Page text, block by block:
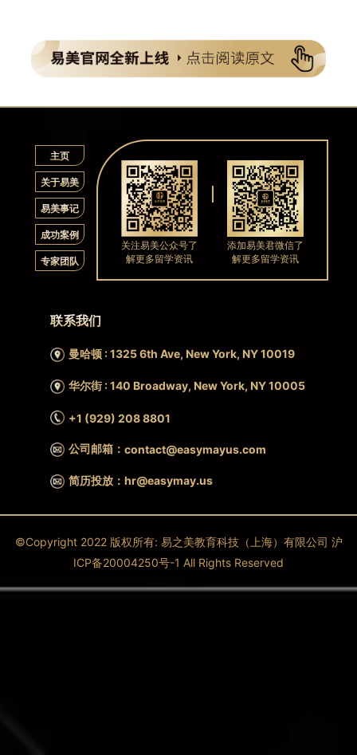
主页
关于易美
易美事记
成功案例
专家团队
联系我们
曼哈顿 : 1325 6th Ave, New York, NY 10019
华尔街 : 140 Broadway, New York, NY 10005
+1 (929) 208 8801
公司邮箱：contact@easymayus.com
简历投放：hr@easymay.us
关注易美公众号了
解更多留学资讯
添加易美君微信了
解更多留学资讯
©Copyright 2022 版权所有: 易之美教育科技（上海）有限公司 沪
ICP备20004250号-1 All Rights Reserved